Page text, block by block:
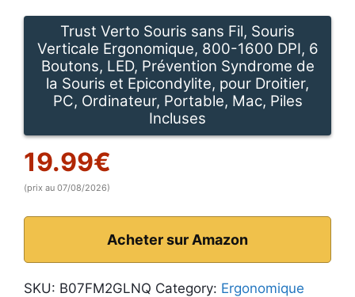
Trust Verto Souris sans Fil, Souris
Verticale Ergonomique, 800-1600 DPI, 6
Boutons, LED, Prévention Syndrome de
la Souris et Epicondylite, pour Droitier,
PC, Ordinateur, Portable, Mac, Piles
Incluses
19.99€
(prix au 07/08/2026)
Acheter sur Amazon
SKU: B07FM2GLNQ Category: Ergonomique